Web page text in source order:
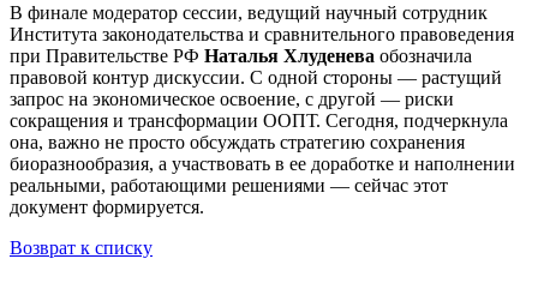
В финале модератор сессии, ведущий научный сотрудник
Института законодательства и сравнительного правоведения
при Правительстве РФ Наталья Хлуденева обозначила
правовой контур дискуссии. С одной стороны — растущий
запрос на экономическое освоение, с другой — риски
сокращения и трансформации ООПТ. Сегодня, подчеркнула
она, важно не просто обсуждать стратегию сохранения
биоразнообразия, а участвовать в ее доработке и наполнении
реальными, работающими решениями — сейчас этот
документ формируется.
Возврат к списку